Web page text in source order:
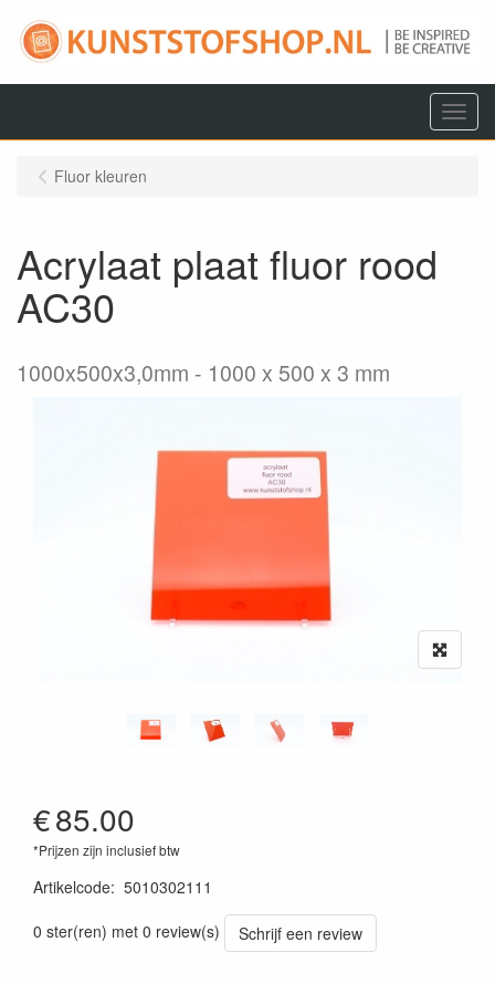
Menu
Fluor kleuren
Acrylaat plaat fluor rood
AC30
1000x500x3,0mm 1000 x 500 x 3 mm
€85.00
*Prijzen zijn inclusief btw
Artikelcode: 5010302111
0 ster(ren) met 0 review(s)
Schrijf een review